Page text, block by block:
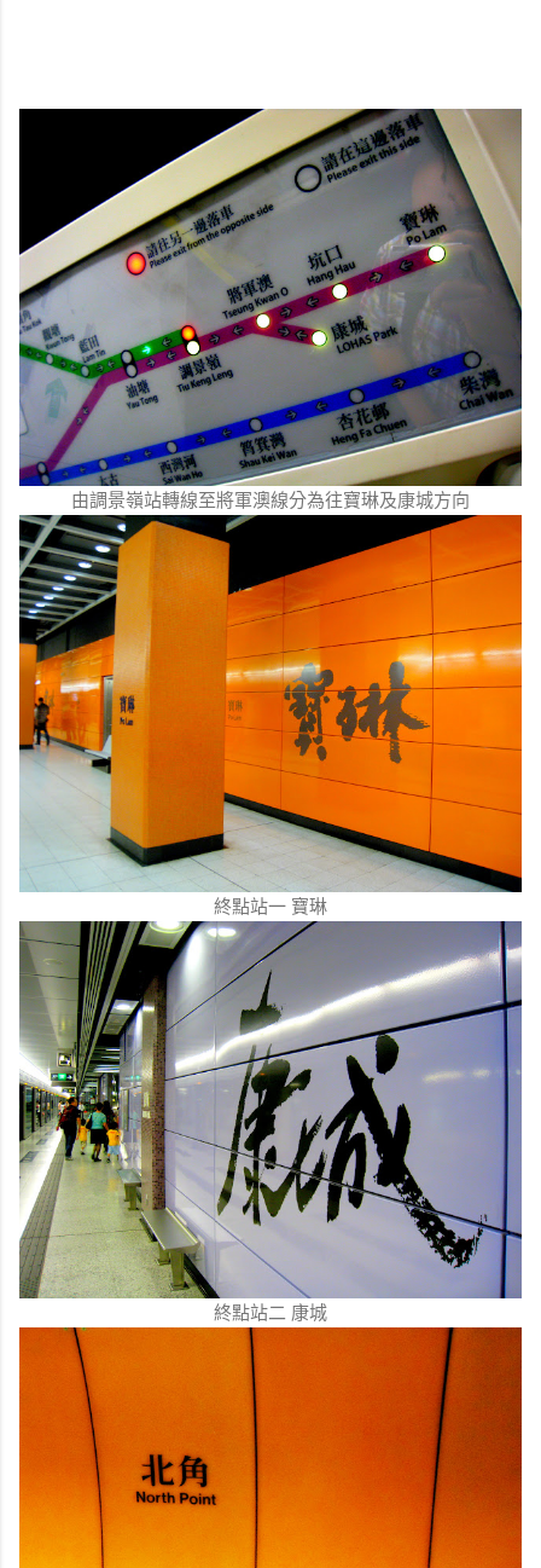
由調景嶺站轉線至將軍澳線分為往寶琳及康城方向
終點站一 寶琳
終點站二 康城